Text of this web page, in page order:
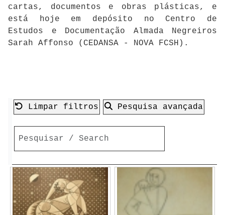
cartas, documentos e obras plásticas, e
está hoje em depósito no Centro de
Estudos e Documentação Almada Negreiros
Sarah Affonso (CEDANSA - NOVA FCSH).
Limpar filtros Pesquisa avançada